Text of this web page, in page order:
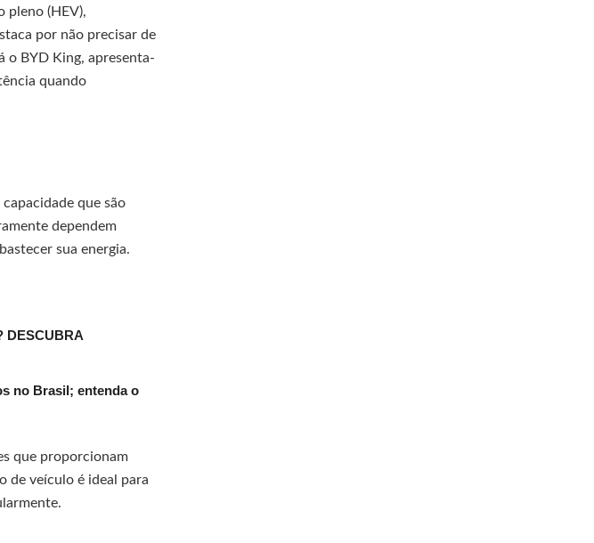
pleno (HEV),
por não precisar de
o BYD King, apresenta-
quando
que são
dependem
sua energia.
DESCUBRA
no Brasil; entenda o
que proporcionam
de veículo é ideal para